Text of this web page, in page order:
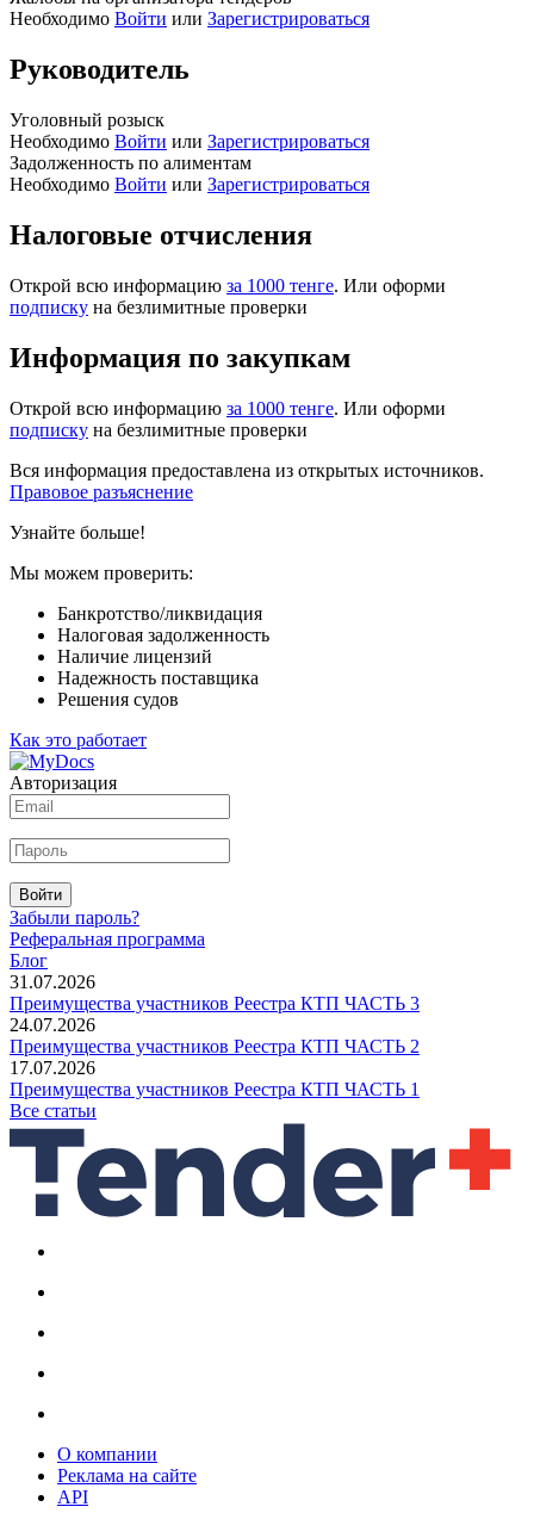
Необходимо Войти или Зарегистрироваться
Руководитель
Уголовный розыск
Необходимо Войти или Зарегистрироваться
Задолженность по алиментам
Необходимо Войти или Зарегистрироваться
Налоговые отчисления
Открой всю информацию за 1000 тенге. Или оформи
подписку на безлимитные проверки
Информация по закупкам
Открой всю информацию за 1000 тенге. Или оформи
подписку на безлимитные проверки
Вся информация предоставлена из открытых источников.
Правовое разъяснение
Узнайте больше!
Мы можем проверить:
Банкротство/ликвидация
Налоговая задолженность
Наличие лицензий
Надежность поставщика
Решения судов
Как это работает
Авторизация
Войти
Забыли пароль?
Реферальная программа
Блог
31.07.2026
Преимущества участников Реестра КТП ЧАСТЬ 3
24.07.2026
Преимущества участников Реестра КТП ЧАСТЬ 2
17.07.2026
Преимущества участников Реестра КТП ЧАСТЬ 1
Все статьи
О компании
Реклама на сайте
API